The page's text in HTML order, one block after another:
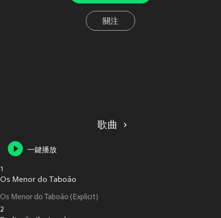
關注
歌曲
一鍵播放
1
Os Menor do Taboão
Os Menor do Taboão (Explicit)
2